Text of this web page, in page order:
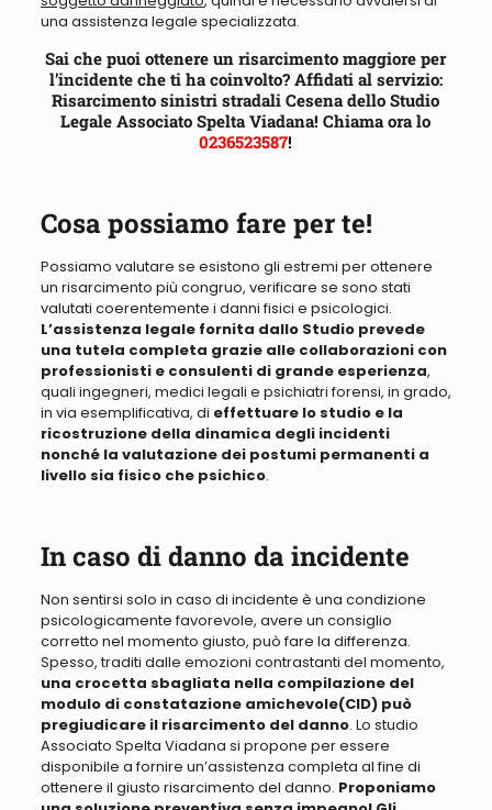
una assistenza legale specializzata.
Sai che puoi ottenere un risarcimento maggiore per
l’incidente che ti ha coinvolto? Affidati al servizio:
Risarcimento sinistri stradali Cesena dello Studio
Legale Associato Spelta Viadana! Chiama ora lo
0236523587!
Cosa possiamo fare per te!
Possiamo valutare se esistono gli estremi per ottenere
un risarcimento più congruo, verificare se sono stati
valutati coerentemente i danni fisici e psicologici.
L’assistenza legale fornita dallo Studio prevede
una tutela completa grazie alle collaborazioni con
professionisti e consulenti di grande esperienza,
quali ingegneri, medici legali e psichiatri forensi, in grado,
in via esemplificativa, di effettuare lo studio e la
ricostruzione della dinamica degli incidenti
nonché la valutazione dei postumi permanenti a
livello sia fisico che psichico.
In caso di danno da incidente
Non sentirsi solo in caso di incidente è una condizione
psicologicamente favorevole, avere un consiglio
corretto nel momento giusto, può fare la differenza.
Spesso, traditi dalle emozioni contrastanti del momento,
una crocetta sbagliata nella compilazione del
modulo di constatazione amichevole(CID) può
pregiudicare il risarcimento del danno. Lo studio
Associato Spelta Viadana si propone per essere
disponibile a fornire un’assistenza completa al fine di
ottenere il giusto risarcimento del danno. Proponiamo